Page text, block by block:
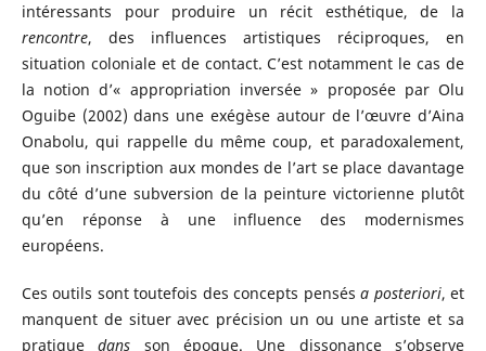
intéressants pour produire un récit esthétique, de la
rencontre, des influences artistiques réciproques, en
situation coloniale et de contact. C’est notamment le cas de
la notion d’« appropriation inversée » proposée par Olu
Oguibe (2002) dans une exégèse autour de l’œuvre d’Aina
Onabolu, qui rappelle du même coup, et paradoxalement,
que son inscription aux mondes de l’art se place davantage
du côté d’une subversion de la peinture victorienne plutôt
qu’en réponse à une influence des modernismes
européens.
Ces outils sont toutefois des concepts pensésa posteriori, et
manquent de situer avec précision un ou une artiste et sa
pratiquedans son époque. Une dissonance s’observe